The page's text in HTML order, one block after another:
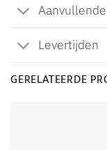
Levertijden
GERELATEERDE